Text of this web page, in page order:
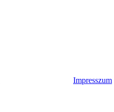
Impresszum